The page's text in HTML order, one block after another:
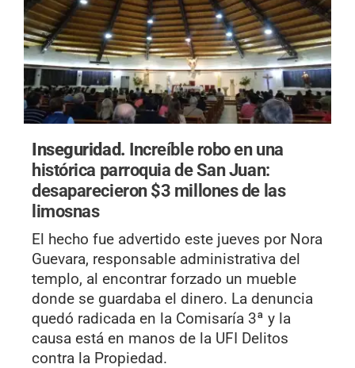
Inseguridad. Increíble robo en una
histórica parroquia de San Juan:
desaparecieron $3 millones de las
limosnas
El hecho fue advertido este jueves por Nora
Guevara, responsable administrativa del
templo, al encontrar forzado un mueble
donde se guardaba el dinero. La denuncia
quedó radicada en la Comisaría 3ª y la
causa está en manos de la UFI Delitos
contra la Propiedad.